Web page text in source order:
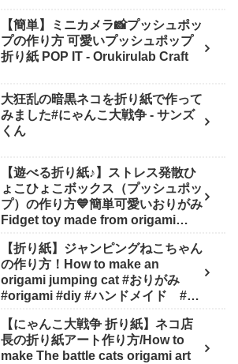
【簡単】ミニカメラ📸プッシュポッ
プの作り方 可愛いプッシュポップ
折り紙 POP IT - Orukirulab Craft
大狂乱の暗黒ネコを折り紙で作って
みました#にゃんこ大戦争 - サンズ
くん
【遊べる折り紙♪】ストレス発散ひ
ょこひょこボックス（プッシュポッ
プ）の作り方💙簡単可愛いおりがみ
Fidget toy made from origami
SodaCatOrigami 楽しい折り紙♪
【折り紙】ジャンピングねこちゃん
の作り方！How to make an
origami jumping cat #おりがみ
#origami #diy #ハンドメイド #工
【にゃんこ大戦争 折り紙】ネコ店
長の折り紙アート作り方/How to
make The battle cats origami art